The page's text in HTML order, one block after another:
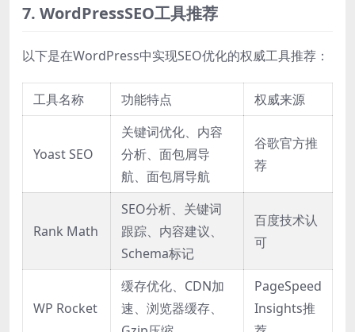
7. WordPressSEO工具推荐
以下是在WordPress中实现SEO优化的权威工具推荐：
工具名称 功能特点 权威来源
Yoast SEO
关键词优化、内容
分析、面包屑导
航、面包屑导航
谷歌官方推
荐
Rank Math
SEO分析、关键词
跟踪、内容建议、
Schema标记
百度技术认
可
WP Rocket
缓存优化、CDN加
速、浏览器缓存、
PageSpeed
Insights推